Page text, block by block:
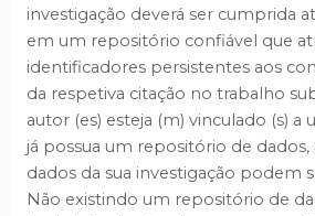
investigação deverá ser cumprida
em um repositório confiável que
identificadores persistentes aos
da respetiva citação no trabalho
autor (es) esteja (m) vinculado (s) a
já possua um repositório de
dados da sua investigação podem
Não existindo um repositório de